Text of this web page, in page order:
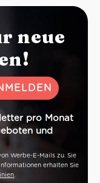
neue
pro Monat
und
Werbe-E-Mails zu. Sie
erhalten Sie
.